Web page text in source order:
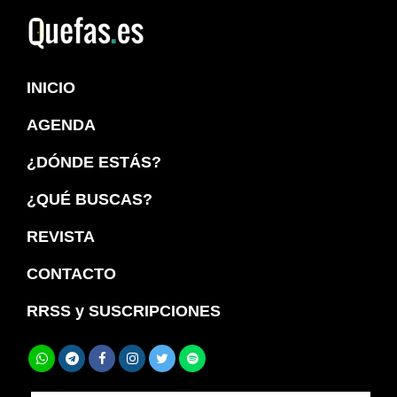
navegación
principal
principal
INICIO
AGENDA
¿DÓNDE ESTÁS?
¿QUÉ BUSCAS?
REVISTA
CONTACTO
RRSS y SUSCRIPCIONES